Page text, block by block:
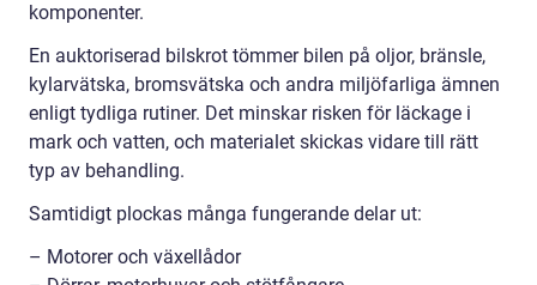
komponenter.
En auktoriserad bilskrot tömmer bilen på oljor, bränsle,
kylarvätska, bromsvätska och andra miljöfarliga ämnen
enligt tydliga rutiner. Det minskar risken för läckage i
mark och vatten, och materialet skickas vidare till rätt
typ av behandling.
Samtidigt plockas många fungerande delar ut:
– Motorer och växellådor